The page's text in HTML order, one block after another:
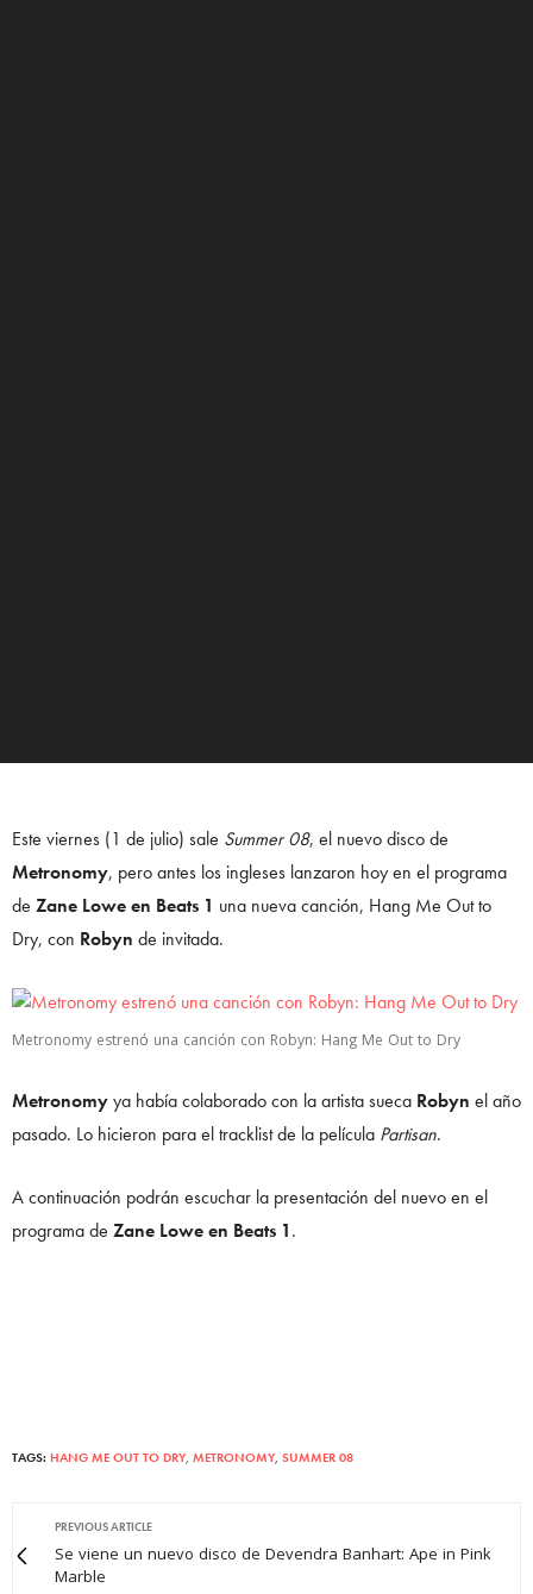
Este viernes (1 de julio) sale Summer 08, el nuevo disco de
Metronomy, pero antes los ingleses lanzaron hoy en el programa
de Zane Lowe en Beats 1 una nueva canción, Hang Me Out to
Dry, con Robyn de invitada.
Metronomy estrenó una canción con Robyn: Hang Me Out to Dry
Metronomyya había colaborado con la artista sueca Robyn el año
pasado. Lo hicieron para el tracklist de la película Partisan.
A continuación podrán escuchar la presentación del nuevo en el
programa de Zane Lowe en Beats 1.
TAGS: HANG ME OUT TO DRY, METRONOMY, SUMMER 08
PREVIOUS ARTICLE
Se viene un nuevo disco de Devendra Banhart: Ape in Pink
Marble